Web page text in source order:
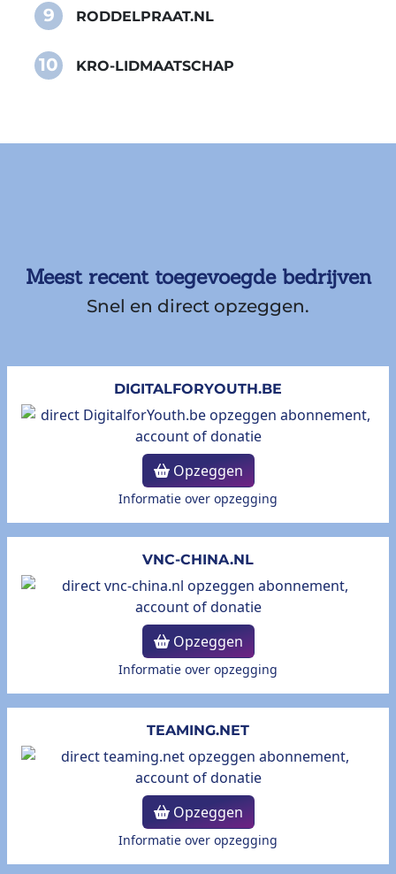
9 RODDELPRAAT.NL
10 KRO-LIDMAATSCHAP
Meest recent toegevoegde bedrijven
Snel en direct opzeggen.
DIGITALFORYOUTH.BE
Opzeggen
Informatie over opzegging
VNC-CHINA.NL
Opzeggen
Informatie over opzegging
TEAMING.NET
Opzeggen
Informatie over opzegging